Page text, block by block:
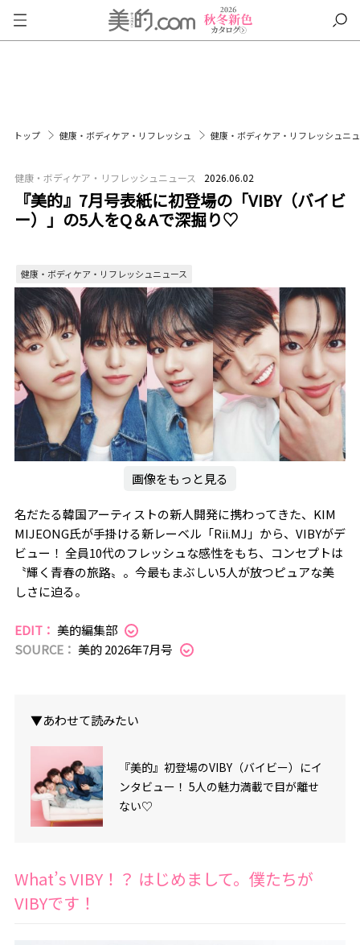
トップ 健康・ボディケア・リフレッシュ 健康・ボディケア・リフレッシュニ
健康・ボディケア・リフレッシュニュース 2026.06.02
『美的』7月号表紙に初登場の「VIBY（バイビ
ー）」の5人をQ＆Aで深掘り♡
健康・ボディケア・リフレッシュニュース
画像をもっと見る
名だたる韓国アーティストの新人開発に携わってきた、KIM
MIJEONG氏が手掛ける新レーベル「Rii.MJ」から、VIBYがデ
ビュー！ 全員10代のフレッシュな感性をもち、コンセプトは
〝輝く青春の旅路〟。今最もまぶしい5人が放つピュアな美
しさに迫る。
EDIT： 美的編集部
SOURCE： 美的 2026年7月号
▼あわせて読みたい
『美的』初登場のVIBY（バイビー）にイ
ンタビュー！ 5人の魅力満載で目が離せ
ない♡
What’s VIBY！？ はじめまして。僕たちが
VIBYです！